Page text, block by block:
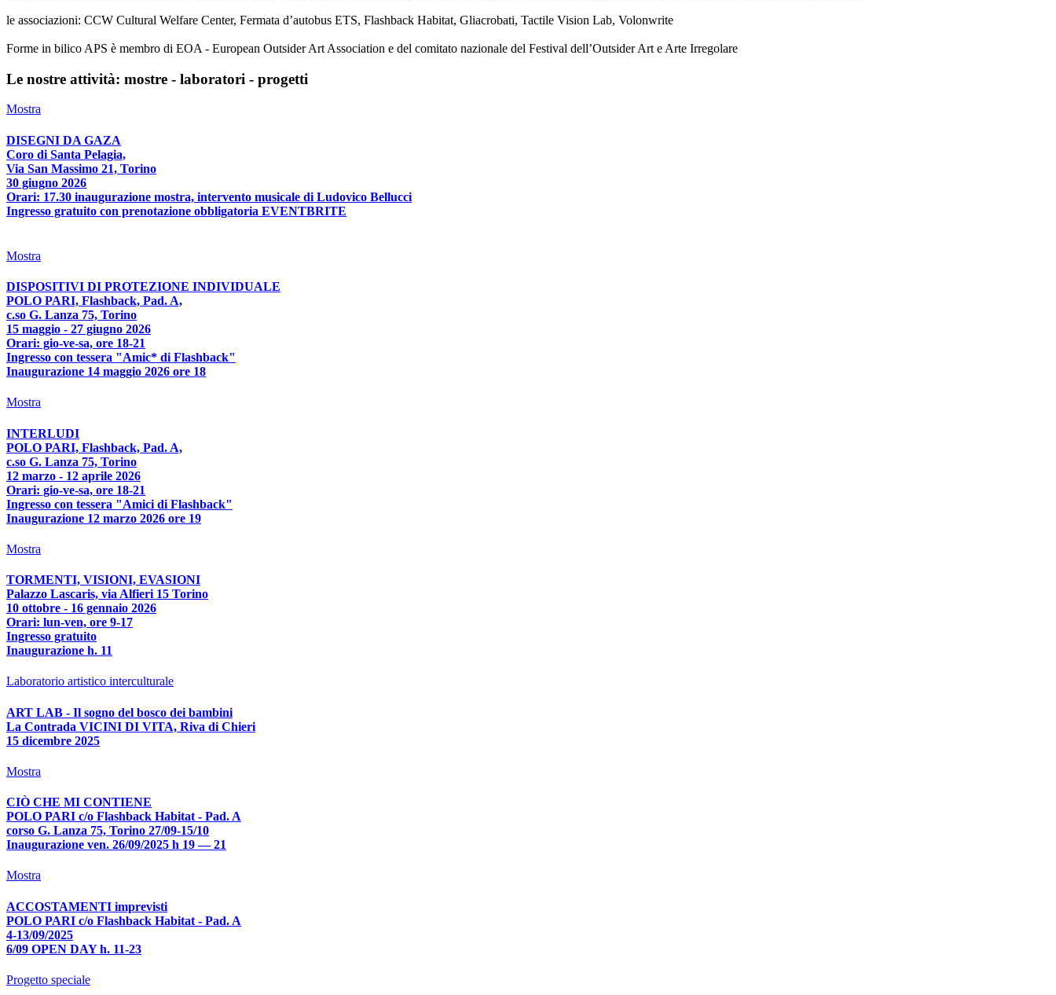
le associazioni: CCW Cultural Welfare Center, Fermata d’autobus ETS, Flashback Habitat, Gliacrobati, Tactile Vision Lab, Volonwrite
Forme in bilico APS è membro di EOA - European Outsider Art Association e del comitato nazionale del Festival dell’Outsider Art e Arte Irregolare
Le nostre attività: mostre - laboratori - progetti
Mostra
DISEGNI DA GAZA
Coro di Santa Pelagia,
Via San Massimo 21, Torino
30 giugno 2026
Orari: 17.30 inaugurazione mostra, intervento musicale di Ludovico Bellucci
Ingresso gratuito con prenotazione obbligatoria EVENTBRITE
Mostra
DISPOSITIVI DI PROTEZIONE INDIVIDUALE
POLO PARI, Flashback, Pad. A,
c.so G. Lanza 75, Torino
15 maggio - 27 giugno 2026
Orari: gio-ve-sa, ore 18-21
Ingresso con tessera "Amic* di Flashback"
Inaugurazione 14 maggio 2026 ore 18
Mostra
INTERLUDI
POLO PARI, Flashback, Pad. A,
c.so G. Lanza 75, Torino
12 marzo - 12 aprile 2026
Orari: gio-ve-sa, ore 18-21
Ingresso con tessera "Amici di Flashback"
Inaugurazione 12 marzo 2026 ore 19
Mostra
TORMENTI, VISIONI, EVASIONI
Palazzo Lascaris, via Alfieri 15 Torino
10 ottobre - 16 gennaio 2026
Orari: lun-ven, ore 9-17
Ingresso gratuito
Inaugurazione h. 11
Laboratorio artistico interculturale
ART LAB - Il sogno del bosco dei bambini
La Contrada VICINI DI VITA, Riva di Chieri
15 dicembre 2025
Mostra
CIÒ CHE MI CONTIENE
POLO PARI c/o Flashback Habitat - Pad. A
corso G. Lanza 75, Torino 27/09-15/10
Inaugurazione ven. 26/09/2025 h 19 — 21
Mostra
ACCOSTAMENTI imprevisti
POLO PARI c/o Flashback Habitat - Pad. A
4-13/09/2025
6/09 OPEN DAY h. 11-23
Progetto speciale